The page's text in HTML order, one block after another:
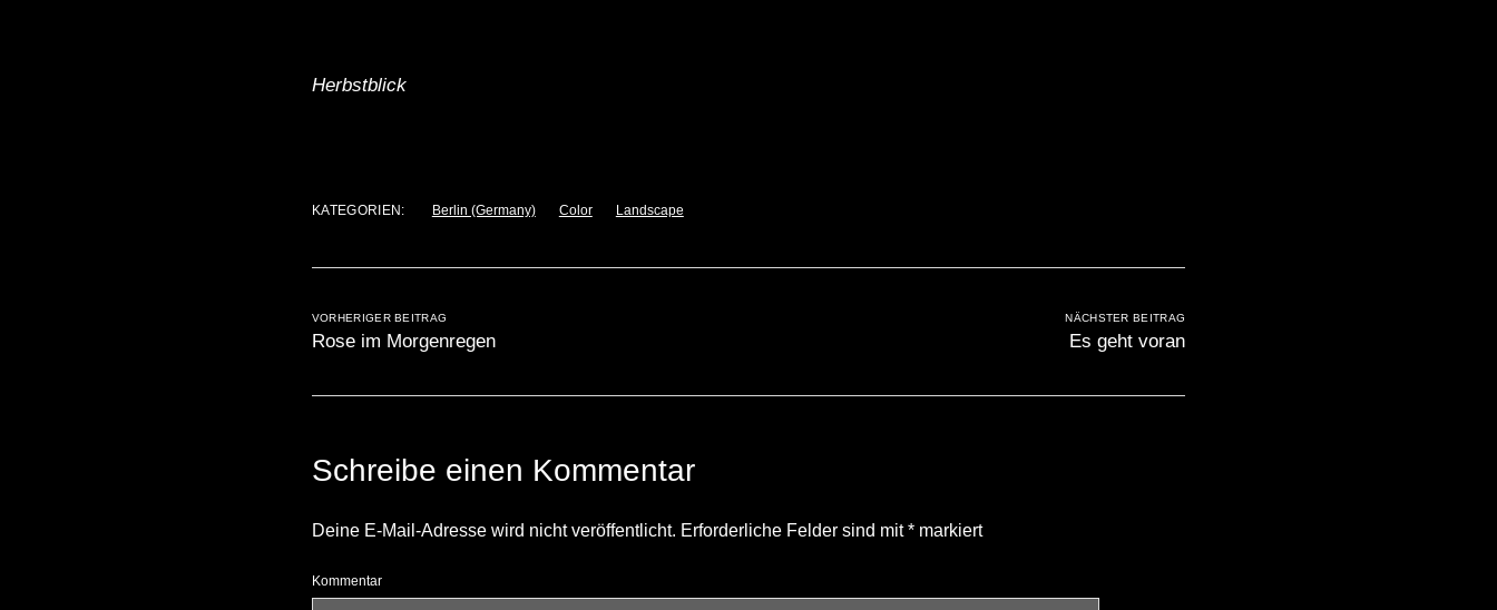
Herbstblick
KATEGORIEN: Berlin (Germany) Color Landscape
VORHERIGER BEITRAG
Rose im Morgenregen
NÄCHSTER BEITRAG
Es geht voran
Schreibe einen Kommentar
Deine E-Mail-Adresse wird nicht veröffentlicht. Erforderliche Felder sind mit*markiert
Kommentar